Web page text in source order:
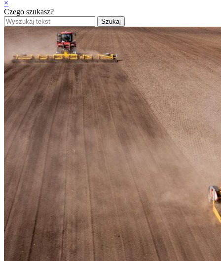
×
Czego szukasz?